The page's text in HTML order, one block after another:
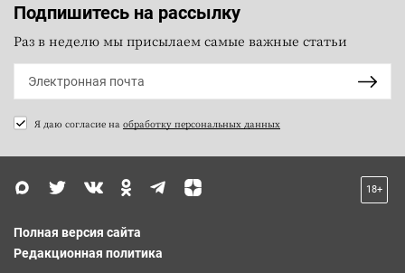
Подпишитесь на рассылку
Раз в неделю мы присылаем самые важные статьи
Я даю согласие на обработку персональных данных
18+
Полная версия сайта
Редакционная политика